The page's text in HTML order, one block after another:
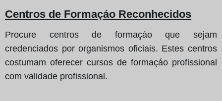
Centros de Formaçáo Reconhecidos
Procure centros de formaçáo que sejam
credenciados por organismos oficiais. Estes centros
costumam oferecer cursos de formaçáo profissional
com validade profissional.